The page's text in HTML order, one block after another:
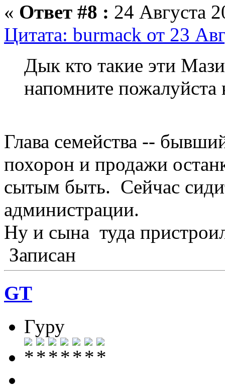
« Ответ #8 : 24 Августа
Цитата: burmack от 23
Дык кто такие эти
напомните пожалуйста
Глава семейства --
похорон и продажи
сытым быть. Сейчас
администрации.
Ну и сына туда
Записан
GT
Гуру